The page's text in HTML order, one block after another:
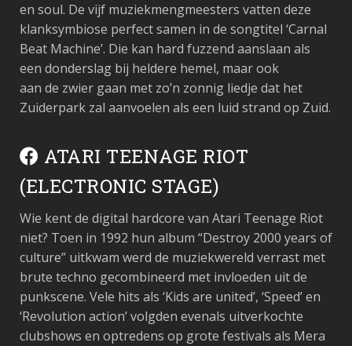
en soul. De vijf muziekmengmeesters vatten deze
klanksymbiose perfect samen in de songtitel ‘Carnal
Beat Machine’. Die kan hard fuzzend aanslaan als
een donderslag bij heldere hemel, maar ook
aan de zwier gaan met zo’n zonnig liedje dat het
Zuiderpark zal aanvoelen als een luid strand op Zuid.
ATARI TEENAGE RIOT
(ELECTRONIC STAGE)
Wie kent de digital hardcore van Atari Teenage Riot
niet? Toen in 1992 hun album “Destroy 2000 years of
culture” uitkwam werd de muziekwereld verrast met
brute techno gecombineerd met invloeden uit de
punkscene. Vele hits als ‘Kids are united’, ‘Speed’ en
‘Revolution action’ volgden evenals uitverkochte
clubshows en optredens op grote festivals als Mera